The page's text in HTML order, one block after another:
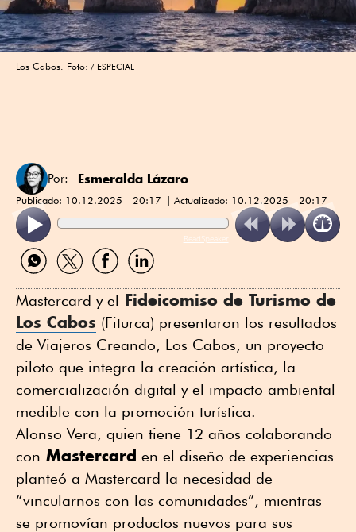
Los Cabos. Foto: ESPECIAL
Por: Esmeralda Lázaro
Publicado: 10.12.2025 - 20:17 Actualizado: 10.12.2025 - 20:17
ReadSpeaker
Compartir
por
Compartir
por
Compartir
por
Compartir
por
Mastercard y el Fideicomiso de Turismo de
Los Cabos (Fiturca) presentaron los resultados
de Viajeros Creando, Los Cabos, un proyecto
piloto que integra la creación artística, la
comercialización digital y el impacto ambiental
medible con la promoción turística.
Alonso Vera, quien tiene 12 años colaborando
con Mastercard en el diseño de experiencias
planteó a Mastercard la necesidad de
“vincularnos con las comunidades”, mientras
se promovían productos nuevos para sus